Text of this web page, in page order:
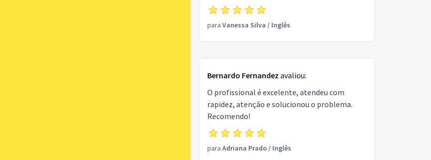
para Vanessa Silva / Inglês
Bernardo Fernandez avaliou:
O profissional é excelente, atendeu com
rapidez, atenção e solucionou o problema.
Recomendo!
para Adriana Prado/ Inglês